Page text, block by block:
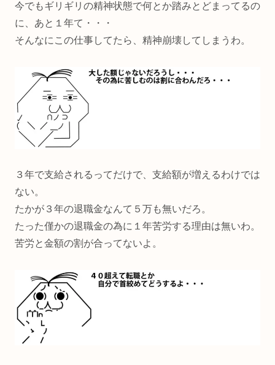
今でもギリギリの精神状態で何とか踏みとどまってるの
に、あと１年て・・・
そんなにこの仕事してたら、精神崩壊してしまうわ。
３年で支給されるってだけで、支給額が増えるわけでは
ない。
たかが３年の退職金なんて５万も無いだろ。
たった僅かの退職金の為に１年苦労する理由は無いわ。
苦労と金額の割が合ってないよ。